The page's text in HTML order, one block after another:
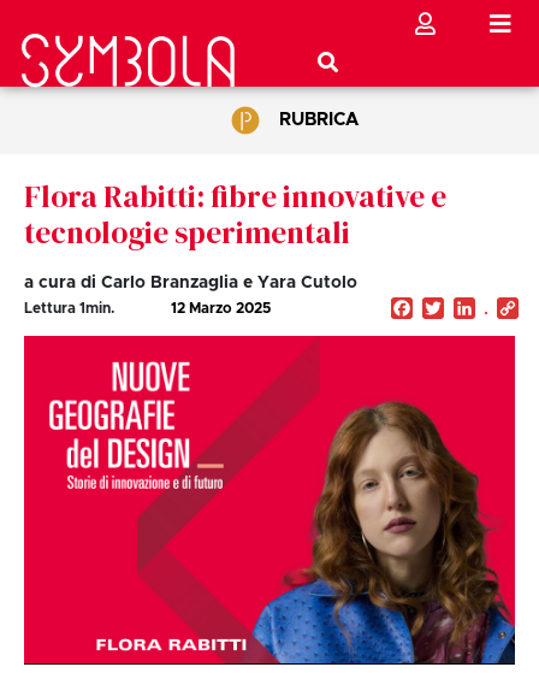
RUBRICA
Flora Rabitti: fibre innovative e
tecnologie sperimentali
a cura di Carlo Branzaglia e Yara Cutolo
Lettura 1min. 12 Marzo 2025 Facebook
Twitter